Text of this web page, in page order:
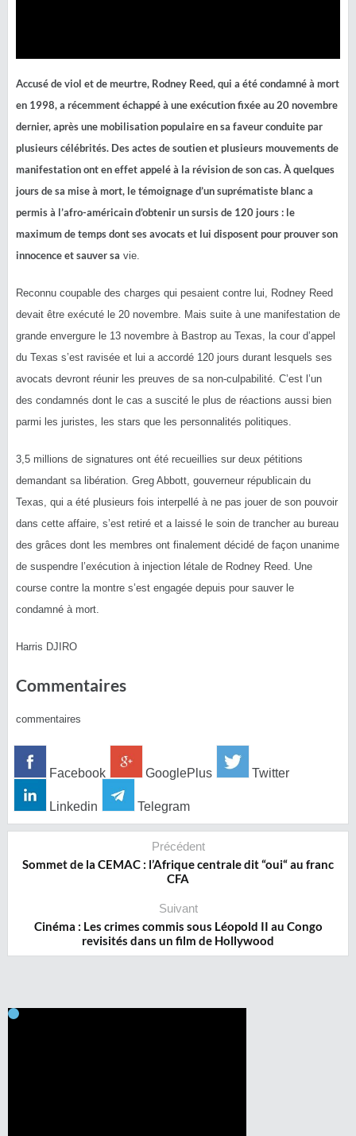
Accusé de viol et de meurtre, Rodney Reed, qui a été condamné à mort
en 1998, a récemment échappé à une exécution fixée au 20 novembre
dernier, après une mobilisation populaire en sa faveur conduite par
plusieurs célébrités. Des actes de soutien et plusieurs mouvements de
manifestation ont en effet appelé à la révision de son cas. À quelques
jours de sa mise à mort, le témoignage d’un suprématiste blanc a
permis à l’afro-américain d’obtenir un sursis de 120 jours : le
maximum de temps dont ses avocats et lui disposent pour prouver son
innocence et sauver sa vie.
Reconnu coupable des charges qui pesaient contre lui, Rodney Reed
devait être exécuté le 20 novembre. Mais suite à une manifestation de
grande envergure le 13 novembre à Bastrop au Texas, la cour d’appel
du Texas s’est ravisée et lui a accordé 120 jours durant lesquels ses
avocats devront réunir les preuves de sa non-culpabilité. C’est l’un
des condamnés dont le cas a suscité le plus de réactions aussi bien
parmi les juristes, les stars que les personnalités politiques.
3,5 millions de signatures ont été recueillies sur deux pétitions
demandant sa libération. Greg Abbott, gouverneur républicain du
Texas, qui a été plusieurs fois interpellé à ne pas jouer de son pouvoir
dans cette affaire, s’est retiré et a laissé le soin de trancher au bureau
des grâces dont les membres ont finalement décidé de façon unanime
de suspendre l’exécution à injection létale de Rodney Reed. Une
course contre la montre s’est engagée depuis pour sauver le
condamné à mort.
Harris DJIRO
Commentaires
commentaires
Facebook GooglePlus Twitter
Linkedin Telegram
Précédent
Sommet de la CEMAC : l’Afrique centrale dit “oui“ au franc
CFA
Suivant
Cinéma : Les crimes commis sous Léopold II au Congo
revisités dans un film de Hollywood